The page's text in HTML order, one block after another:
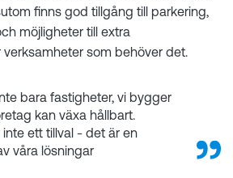
finns god tillgång till parkering,
möjligheter till extra
som behöver det.
bara fastigheter, vi bygger
kan växa hållbart.
inte ett tillval - det är en
våra lösningar